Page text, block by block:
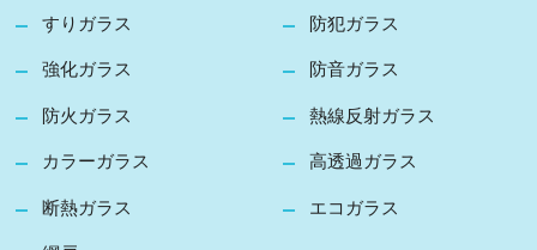
すりガラス 防犯ガラス
強化ガラス 防音ガラス
防火ガラス 熱線反射ガラス
カラーガラス 高透過ガラス
断熱ガラス エコガラス